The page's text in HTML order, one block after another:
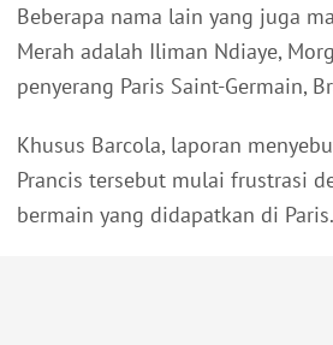
Beberapa nama lain yang juga
Merah adalah Iliman Ndiaye,
penyerang Paris Saint-Germain,
Khusus Barcola, laporan
Prancis tersebut mulai frustrasi
bermain yang didapatkan di Paris.